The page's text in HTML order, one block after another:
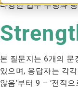
다양한 업무 수행과
본 질문지는 6개의 문
있으며, 응답자는 각
않음’부터 9 – ‘전적